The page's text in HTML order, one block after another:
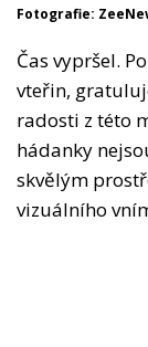
Fotografie:
Čas vypršel.
vteřin,
radosti z této
hádanky
skvělým
vizuálního